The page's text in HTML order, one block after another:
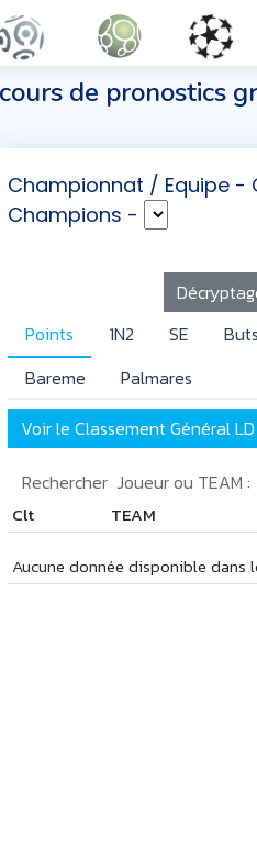
de pronostics
Championnat / Equipe -
Champions -
Points
1N2 SE Buts
Bareme
Palmares
Voir le Classement Général
Rechercher Joueur ou TEAM :
Clt TEAM
Clt
TEAM
Aucune donnée disponible dans